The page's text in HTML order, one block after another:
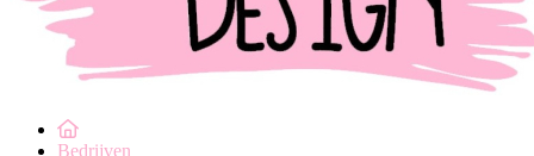
Bedrijven